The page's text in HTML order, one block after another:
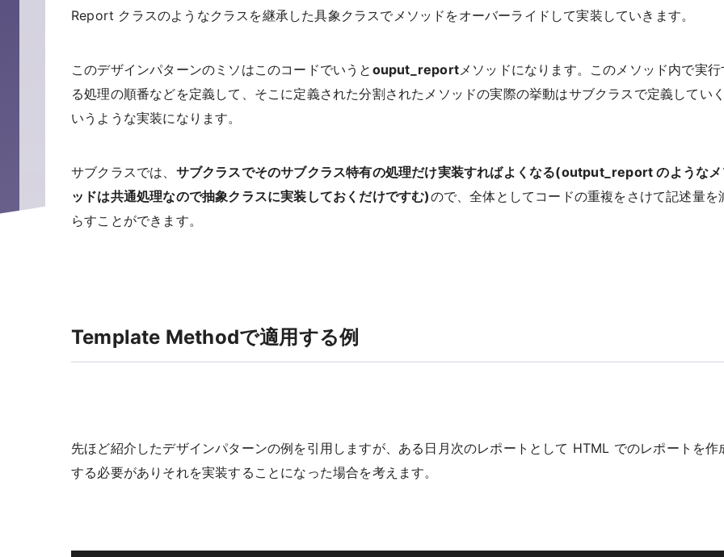
Report クラスのようなクラスを継承した具象クラスでメソッドをオーバーライドして実装していきます。
このデザインパターンのミソはこのコードでいうと ouput_report メソッドになります。このメソッド内で実行
る処理の順番などを定義して、そこに定義された分割されたメソッドの実際の挙動はサブクラスで定義してい
いうような実装になります。
サブクラスでは、 サブクラスでそのサブクラス特有の処理だけ実装すればよくなる(output_report のような
ッドは共通処理なので抽象クラスに実装しておくだけですむ)ので、全体としてコードの重複をさけて記述量を
らすことができます。
Template Methodで適用する例
先ほど紹介したデザインパターンの例を引用しますが、ある日月次のレポートとして HTML でのレポートを作
する必要がありそれを実装することになった場合を考えます。